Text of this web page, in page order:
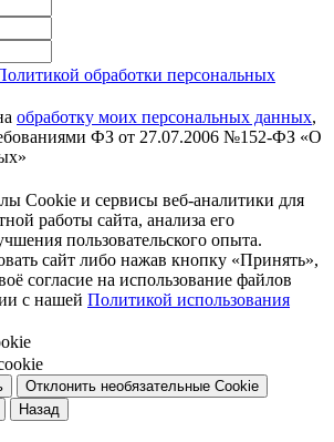
обработки персональных
обработку моих персональных данных,
ФЗ от 27.07.2006 №152-ФЗ «О
Cookie и сервисы веб-аналитики для
работы сайта, анализа его
пользовательского опыта.
сайт либо нажав кнопку «Принять»,
согласие на использование файлов
с нашей Политикой использования
Отклонить необязательные Cookie
Назад